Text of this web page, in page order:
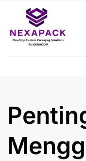
content